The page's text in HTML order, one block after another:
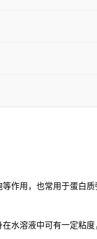
作用，也常用于蛋白
水溶液中可有一定粘